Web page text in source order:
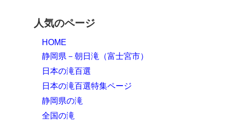
人気のページ
HOME
静岡県－朝日滝（富士宮市）
日本の滝百選
日本の滝百選特集ページ
静岡県の滝
全国の滝